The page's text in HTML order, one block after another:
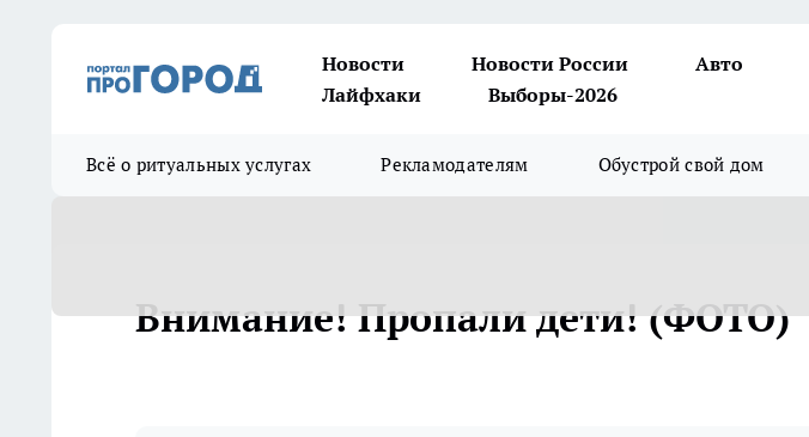
Новости Новости России Авто
Лайфхаки
Выборы-2026
Всё о ритуальных услугах Рекламодателям Обустрой свой дом
Внимание! Пропали дети! (ФОТО)